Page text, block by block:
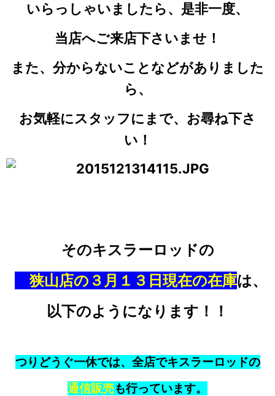
いらっしゃいましたら、是非一度、
当店へご来店下さいませ！
また、分からないことなどがありました
ら、
お気軽にスタッフにまで、お尋ね下さ
い！
そのキスラーロッドの
狭山店の３月１３日現在の在庫は、
以下のようになります！！
つりどうぐ一休では、全店でキスラーロッドの
通信販売も行っています。